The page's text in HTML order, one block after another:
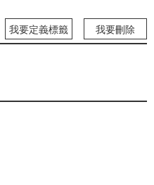
我要定義標籤 我要刪除